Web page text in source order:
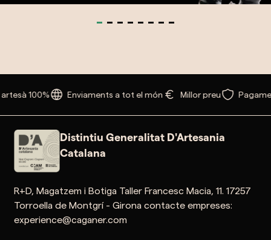
100% Enviaments a tot el món Millor preu
Distintiu Generalitat D'Artesania
Catalana
R+D, Magatzem i Botiga Taller Francesc Macia, 11. 17257
Torroella de Montgrí - Girona contacte empreses:
experience@caganer.com